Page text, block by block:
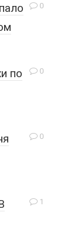
0
0
по
0
1